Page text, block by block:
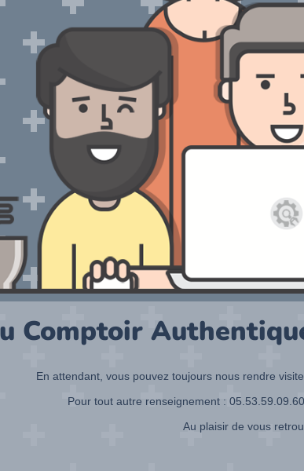
Comptoir
En attendant, vous pouvez toujours nous rendre
Pour tout autre renseignement :
Au plaisir de vous